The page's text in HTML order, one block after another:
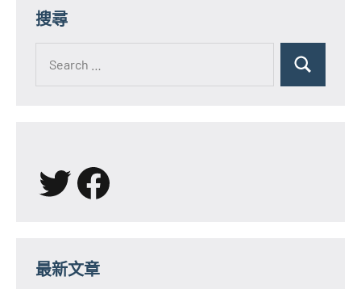
搜尋
for:
Search
X Facebook
最新文章